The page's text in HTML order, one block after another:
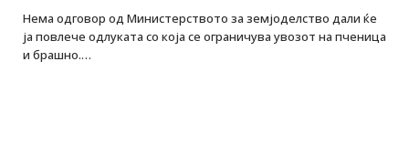
Нема одговор од Министерството за земјоделство дали ќе
ја повлече одлуката со која се ограничува увозот на пченица
и брашно.…